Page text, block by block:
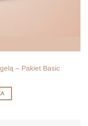
– Pakiet Basic